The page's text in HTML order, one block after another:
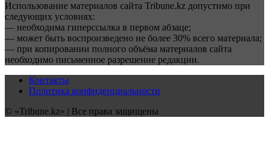
Использование материалов сайта Tribune.kz допустимо при
следующих условиях:
— необходима гиперссылка в первом абзаце;
— может быть воспроизведено не более 30% всего материала;
— при копировании полного объёма материалов сайта
необходимо письменное разрешение редакции.
Контакты
Политика конфиденциальности
© «Tribune.kz» | Все права защищены